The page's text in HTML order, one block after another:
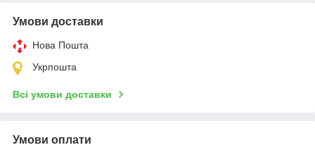
Умови доставки
Нова Пошта
Укрпошта
Всі умови доставки
Умови оплати